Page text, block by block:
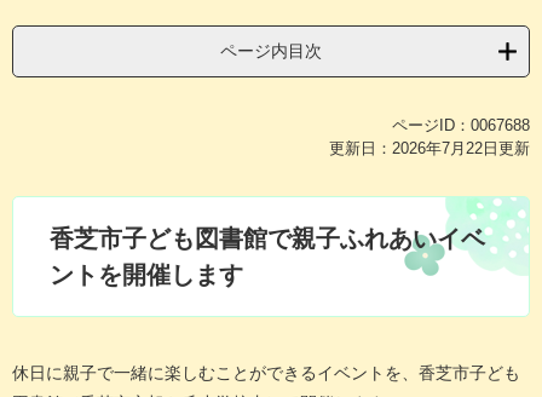
ページ内目次
ページID：0067688
更新日：2026年7月22日更新
香芝市子ども図書館で親子ふれあいイベ
ントを開催します
休日に親子で一緒に楽しむことができるイベントを、香芝市子ども